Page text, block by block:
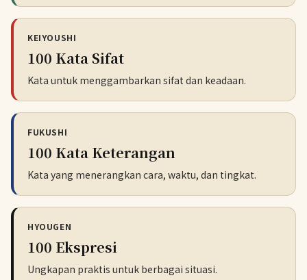
KEIYOUSHI
100 Kata Sifat
Kata untuk menggambarkan sifat dan keadaan.
FUKUSHI
100 Kata Keterangan
Kata yang menerangkan cara, waktu, dan tingkat.
HYOUGEN
100 Ekspresi
Ungkapan praktis untuk berbagai situasi.